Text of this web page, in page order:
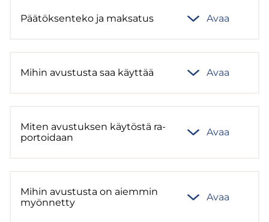
Pää­tök­sen­te­ko ja mak­sa­tus Avaa
Mihin avus­tus­ta saa käyt­tää Avaa
Miten avus­tuk­sen käy­tös­tä ra­
por­toi­daan
Avaa
Mihin avus­tus­ta on ai­em­min
myön­net­ty
Avaa